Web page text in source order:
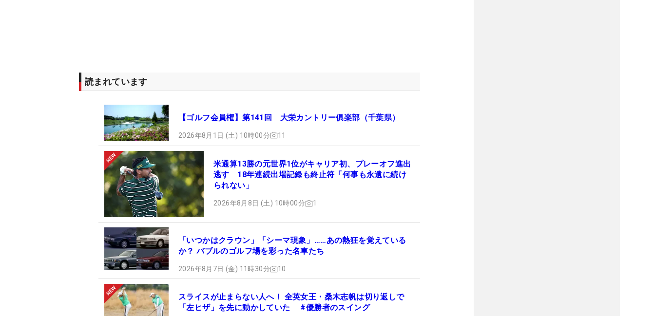
読まれています
【ゴルフ会員権】第141回 大栄カントリー俱楽部（千葉県）
2026年8月1日 (土) 10時00分 11
米通算13勝の元世界1位がキャリア初、プレーオフ進出
逃す 18年連続出場記録も終止符「何事も永遠に続け
られない」
2026年8月8日 (土) 10時00分 1
「いつかはクラウン」「シーマ現象」……あの熱狂を覚えている
か？ バブルのゴルフ場を彩った名車たち
2026年8月7日 (金) 11時30分 10
スライスが止まらない人へ！ 全英女王・桑木志帆は切り返しで
「左ヒザ」を先に動かしていた #優勝者のスイング